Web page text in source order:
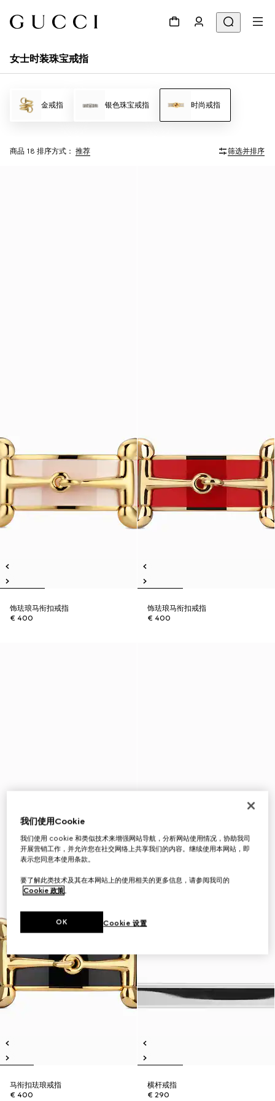
女士时装珠宝戒指
金戒指 银色珠宝戒指 时尚戒指
商品 18 排序方式： 推荐 筛选并排序
饰珐琅马衔扣戒指
€ 400
饰珐琅马衔扣戒指
€ 400
马衔扣珐琅戒指
€ 400
横杆戒指
€ 290
我们使用Cookie
我们使用 cookie 和类似技术来增强网站导航，分析网站使用情况，协助我司
开展营销工作，并允许您在社交网络上共享我们的内容。继续使用本网站，即
表示您同意本使用条款。
要了解此类技术及其在本网站上的使用相关的更多信息，请参阅我司的
Cookie 政策。
Cookie 设置
OK